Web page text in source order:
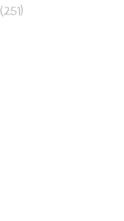
(251)